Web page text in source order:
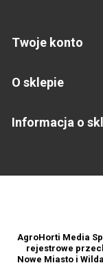
Twoje konto
O sklepie
Informacja o
AgroHorti Media
rejestrowe
Nowe Miasto i